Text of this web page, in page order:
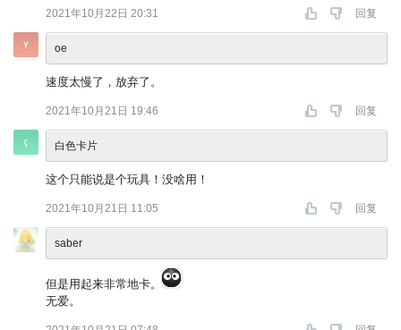
2021年10月22日 20:31 回复
oe
速度太慢了，放弃了。
2021年10月21日 19:46 回复
白色卡片
这个只能说是个玩具！没啥用！
2021年10月21日 11:05 回复
saber
但是用起来非常地卡。
无爱。